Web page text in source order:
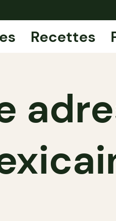
Recettes